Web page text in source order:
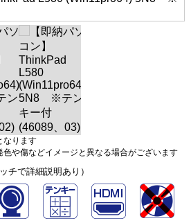
なります
や傷などイメージと異なる場合がございます
チで詳細説明あり）